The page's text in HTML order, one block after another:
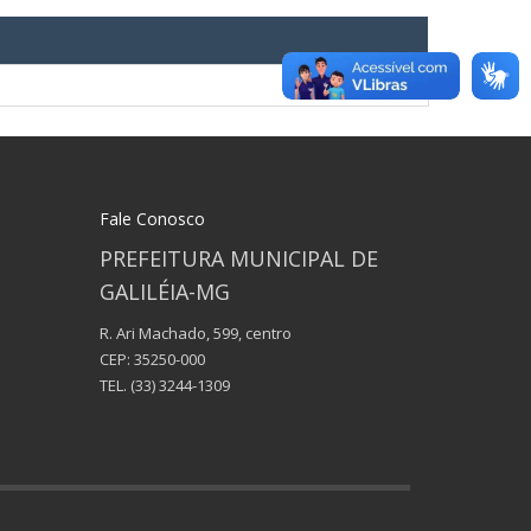
Fale Conosco
PREFEITURA MUNICIPAL DE
GALILÉIA-MG
R. Ari Machado, 599, centro
CEP: 35250-000
TEL. (33) 3244-1309